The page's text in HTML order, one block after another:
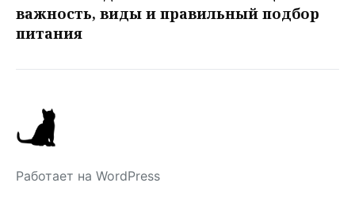
важность, виды и правильный подбор
питания
Работает на WordPress